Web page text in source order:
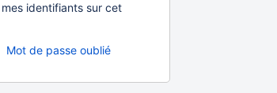
identifiants sur cet
Mot de passe oublié